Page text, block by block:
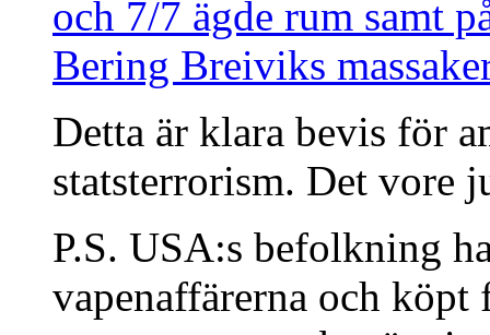
och 7/7 ägde rum samt
Bering Breiviks
Detta är klara bevis för
statsterrorism. Det vore
P.S. USA:s befolkning
vapenaffärerna och köpt